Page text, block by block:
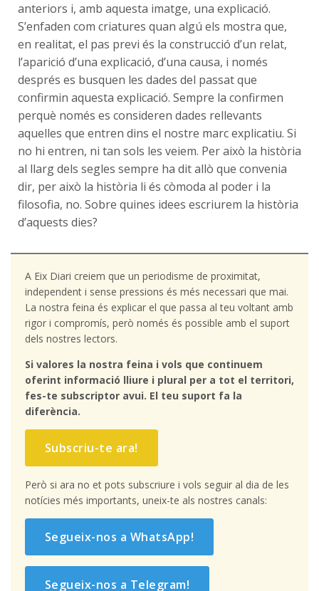
anteriors i, amb aquesta imatge, una explicació.
S’enfaden com criatures quan algú els mostra que,
en realitat, el pas previ és la construcció d’un relat,
l’aparició d’una explicació, d’una causa, i només
després es busquen les dades del passat que
confirmin aquesta explicació. Sempre la confirmen
perquè només es consideren dades rellevants
aquelles que entren dins el nostre marc explicatiu. Si
no hi entren, ni tan sols les veiem. Per això la història
al llarg dels segles sempre ha dit allò que convenia
dir, per això la història li és còmoda al poder i la
filosofia, no. Sobre quines idees escriurem la història
d’aquests dies?
A Eix Diari creiem que un periodisme de proximitat,
independent i sense pressions és més necessari que mai.
La nostra feina és explicar el que passa al teu voltant amb
rigor i compromís, però només és possible amb el suport
dels nostres lectors.
Si valores la nostra feina i vols que continuem
oferint informació lliure i plural per a tot el territori,
fes-te subscriptor avui. El teu suport fa la
diferència.
Subscriu-te ara!
Però si ara no et pots subscriure i vols seguir al dia de les
notícies més importants, uneix-te als nostres canals:
Segueix-nos a WhatsApp!
Segueix-nos a Telegram!